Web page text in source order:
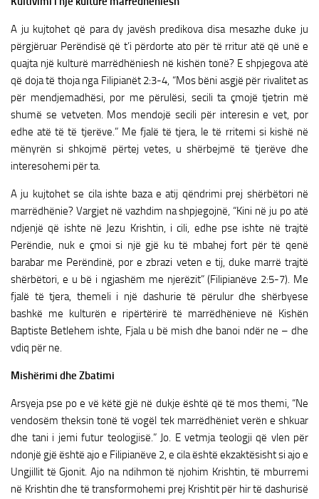
A ju kujtohet që para dy javësh predikova disa mesazhe duke ju
përgjëruar Perëndisë që t’i përdorte ato për të rritur atë që unë e
quajta një kulturë marrëdhëniesh në kishën tonë? E shpjegova atë
që doja të thoja nga Filipianët 2:3-4, “Mos bëni asgjë për rivalitet as
për mendjemadhësi, por me përulësi, secili ta çmojë tjetrin më
shumë se vetveten. Mos mendojë secili për interesin e vet, por
edhe atë të të tjerëve.” Me fjalë të tjera, le të rritemi si kishë në
mënyrën si shkojmë përtej vetes, u shërbejmë të tjerëve dhe
interesohemi për ta.
A ju kujtohet se cila ishte baza e atij qëndrimi prej shërbëtori në
marrëdhënie? Vargjet në vazhdim na shpjegojnë, “Kini në ju po atë
ndjenjë që ishte në Jezu Krishtin, i cili, edhe pse ishte në trajtë
Perëndie, nuk e çmoi si një gjë ku të mbahej fort për të qenë
barabar me Perëndinë, por e zbrazi veten e tij, duke marrë trajtë
shërbëtori, e u bë i ngjashëm me njerëzit” (Filipianëve 2:5-7). Me
fjalë të tjera, themeli i një dashurie të përulur dhe shërbyese
bashkë me kulturën e ripërtërirë të marrëdhënieve në Kishën
Baptiste Betlehem ishte, Fjala u bë mish dhe banoi ndër ne – dhe
vdiq për ne.
Mishërimi dhe Zbatimi
Arsyeja pse po e vë këtë gjë në dukje është që të mos themi, “Ne
vendosëm theksin tonë të vogël tek marrëdhëniet verën e shkuar
dhe tani i jemi futur teologjisë.” Jo. E vetmja teologji që vlen për
ndonjë gjë është ajo e Filipianëve 2, e cila është ekzaktësisht si ajo e
Ungjillit të Gjonit. Ajo na ndihmon të njohim Krishtin, të mburremi
në Krishtin dhe të transformohemi prej Krishtit për hir të dashurisë